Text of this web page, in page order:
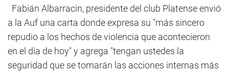
Fabián Albarracin, presidente del club Platense envió
a la Auf una carta donde expresa su "más sincero
repudio a los hechos de violencia que acontecieron
en el día de hoy" y agrega "tengan ustedes la
seguridad que se tomarán las acciones internas más